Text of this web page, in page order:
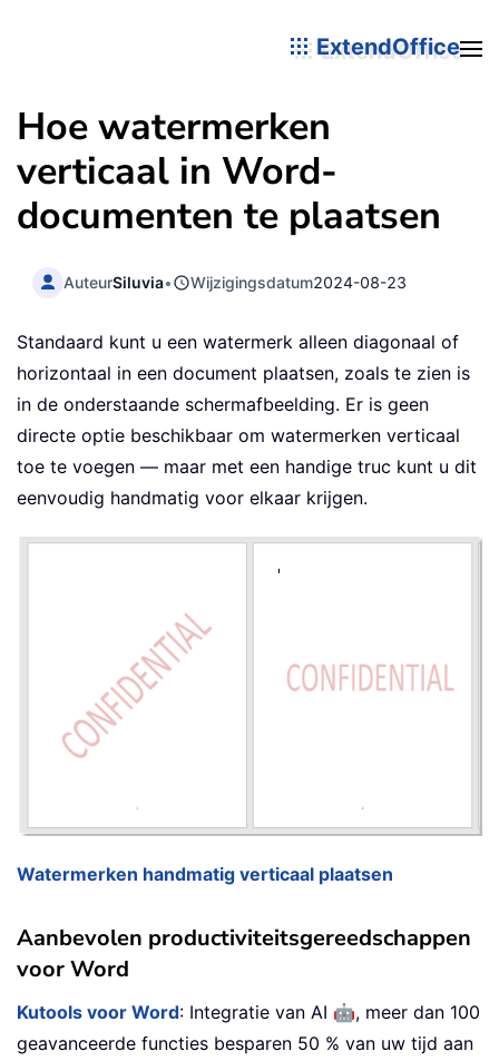
ExtendOffice
Hoe watermerken
verticaal in Word-
documenten te plaatsen
AuteurSiluvia• Wijzigingsdatum2024-08-23
Standaard kunt u een watermerk alleen diagonaal of
horizontaal in een document plaatsen, zoals te zien is
in de onderstaande schermafbeelding. Er is geen
directe optie beschikbaar om watermerken verticaal
toe te voegen — maar met een handige truc kunt u dit
eenvoudig handmatig voor elkaar krijgen.
Watermerken handmatig verticaal plaatsen
Aanbevolen productiviteitsgereedschappen
voor Word
Kutools voor Word: Integratie van AI 🤖, meer dan 100
geavanceerde functies besparen 50 % van uw tijd aan